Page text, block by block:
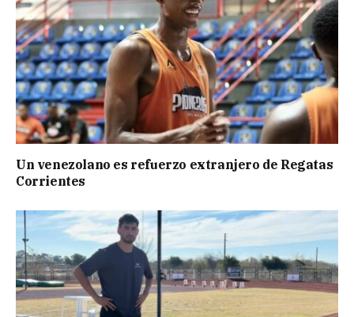
Un venezolano es refuerzo extranjero de Regatas
Corrientes